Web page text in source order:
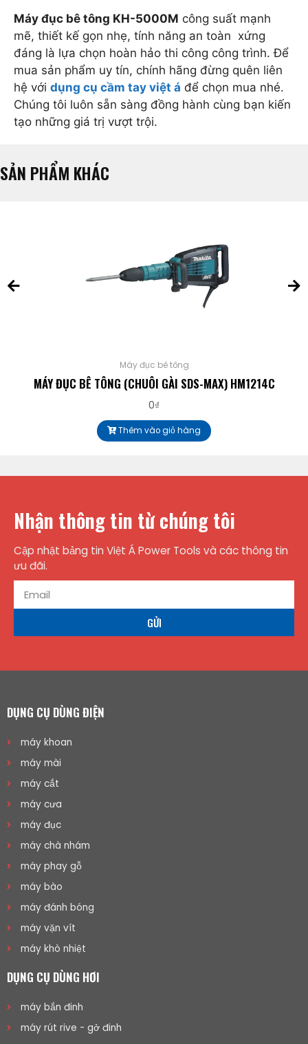
Máy đục bê tông KH-5000M công suất mạnh
mẽ, thiết kế gọn nhẹ, tính năng an toàn xứng
đáng là lựa chọn hoàn hảo thi công công trình. Để
mua sản phẩm uy tín, chính hãng đừng quên liên
hệ với dụng cụ cầm tay việt á để chọn mua nhé.
Chúng tôi luôn sẵn sàng đồng hành cùng bạn kiến
tạo những giá trị vượt trội.
SẢN PHẨM KHÁC
Máy đục bê tông
MÁY ĐỤC BÊ TÔNG (CHUÔI GÀI SDS-MAX) HM1214C
0₫
Thêm vào giỏ hàng
Nhận thông tin từ chúng tôi
Cập nhật bảng tin Việt Á Power Tools và các thông tin
ưu đãi.
GỬI
DỤNG CỤ DÙNG ĐIỆN
máy khoan
máy mài
máy cắt
máy cưa
máy đục
máy chà nhám
máy phay gỗ
máy bào
máy đánh bóng
máy vặn vít
máy khò nhiệt
DỤNG CỤ DÙNG HƠI
máy bắn đinh
máy rút rive - gở đinh